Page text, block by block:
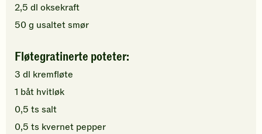
2,5 dl oksekraft
50g usaltet smør
Fløtegratinerte poteter:
3 dl kremfløte
1 båt hvitløk
0,5 ts salt
0,5 ts kvernet pepper